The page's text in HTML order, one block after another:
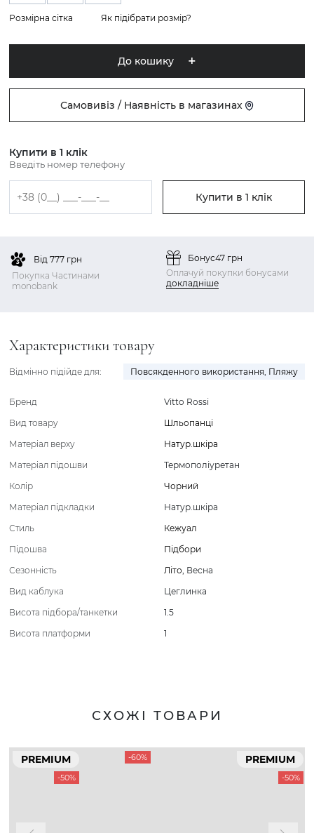
Розмірна сітка Як підібрати розмір?
До кошику
Самовивіз / Наявність в магазинах
Купити в 1 клік
Введіть номер телефону
Купити в 1 клік
Від 777 грн
Покупка Частинами
monobank
Бонус47 грн
Оплачуй покупки бонусами
докладніше
Характеристики товару
Відмінно підійде для: Повсякденного використання, Пляжу
Бренд
Vitto Rossi
Вид товару
Шльопанці
Матеріал верху
Натур.шкіра
Матеріал підошви
Термополіуретан
Колір
Чорний
Матеріал підкладки
Натур.шкіра
Стиль
Кежуал
Підошва
Підбори
Сезонність
Літо, Весна
Вид каблука
Цеглинка
Висота підбора/танкетки
1.5
Висота платформи
1
СХОЖІ ТОВАРИ
PREMIUM
-50%
-60% PREMIUM
-50%